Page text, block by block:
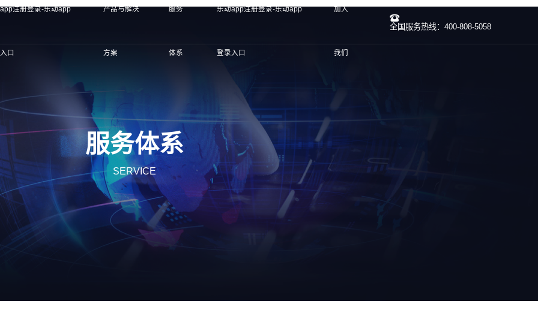
注册登录-乐动app
口
产品与解决
方案
服务
体系
乐动app注册登录-乐动app
登录入口
加入
我们
全国服务热线：400-808-5058
服务体系
SERVICE